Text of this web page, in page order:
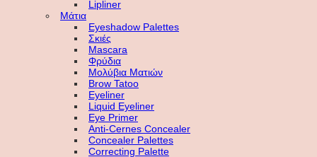
Lipliner
Μάτια
Eyeshadow Palettes
Σκιές
Mascara
Φρύδια
Μολύβια Ματιών
Brow Tatoo
Eyeliner
Liquid Eyeliner
Eye Primer
Anti-Cernes Concealer
Concealer Palettes
Correcting Palette